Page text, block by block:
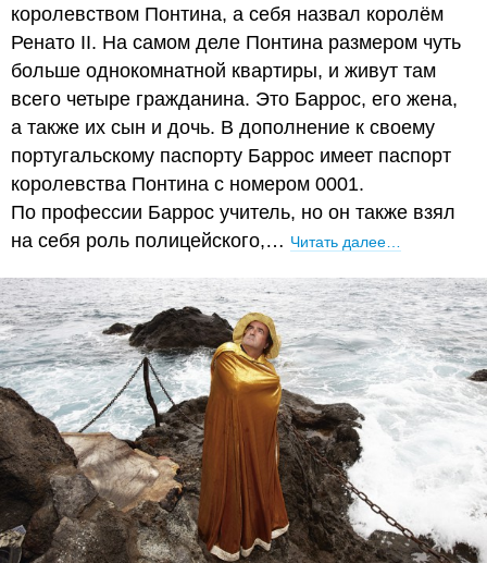
королевством Понтина, а себя назвал королём
Ренато II. На самом деле Понтина размером чуть
больше однокомнатной квартиры, и живут там
всего четыре гражданина. Это Баррос, его жена,
а также их сын и дочь. В дополнение к своему
португальскому паспорту Баррос имеет паспорт
королевства Понтина с номером 0001.
По профессии Баррос учитель, но он также взял
на себя роль полицейского,… Читать далее…